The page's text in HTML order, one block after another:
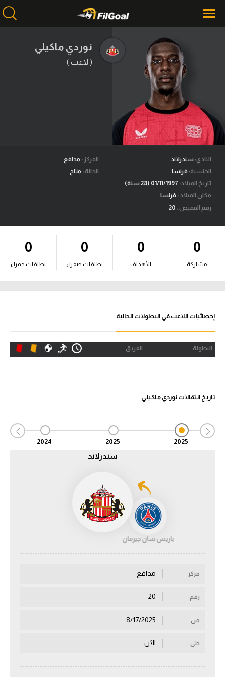
محتوى إخباري
الرئيسية
أخبار
مباريات
ميركاتو
فانتازي في الجول
مسابقة التوقعات
فيديوهات
آراء حرة
ركن الألعاب
الدوري المصري
الدوري الإنجليزي الممتاز
الدوري الإيطالي
الدوري الألماني
دوري أبطال أوروبا
دوري أبطال إفريقيا
أقسام
نوردي ماكيلي
( لاعب )
النادي: سندرلاند
الجنسية: فرنسا
تاريخ الميلاد:
مكان الميلاد : فرنسا
رقم القميص :
المركز : مدافع
الحالة : متاح
0
مشاركة
0
الأهداف
0
بطاقات صفراء
0
بطاقات حمراء
إحصائيات اللاعب في البطولات الحالية
البطولة الفريق
تاريخ انتقالات نوردي ماكيلي
2025
2025
2024
سندرلاند
باريس سان جيرمان
مركز مدافع
رقم
من
حتى الآن